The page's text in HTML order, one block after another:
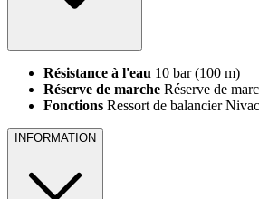
Résistance à l'eau 10 bar (100 m)
Réserve de marche Réserve de
Fonctions Ressort de balancier
INFORMATION